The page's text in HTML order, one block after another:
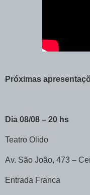
Próximas
Dia 08/08 – 20 hs
Teatro Olido
Av. São João, 473 –
Entrada Franca